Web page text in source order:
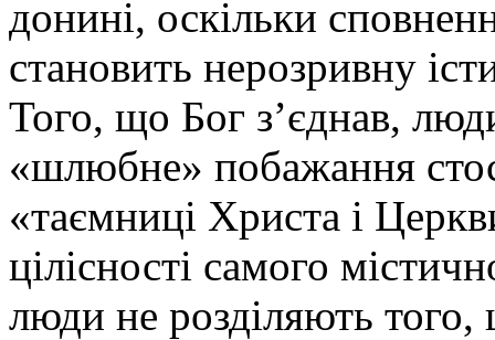
донині, оскільки
становить нерозривну
Того, що Бог з’єднав,
«шлюбне» побажання
«таємниці Христа і
цілісності самого
люди не розділяють того,